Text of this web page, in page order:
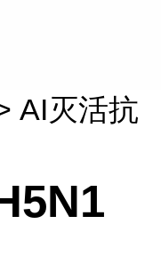
AI灭活抗